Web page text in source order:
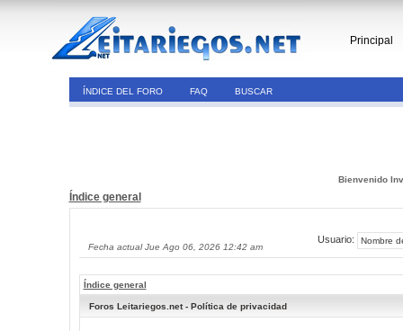
Principal
ÍNDICE DEL FORO FAQ BUSCAR
Bienvenido
Índice general
Fecha actual Jue Ago 06, 2026 12:42 am
Usuario:
Índice general
Foros Leitariegos.net - Política de privacidad